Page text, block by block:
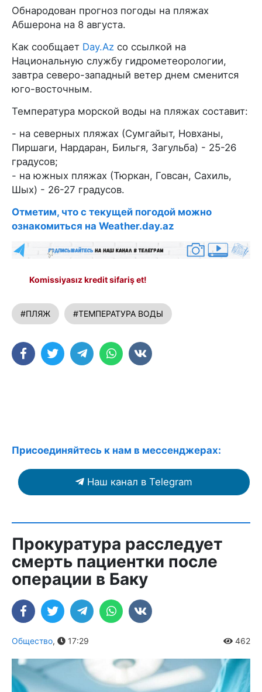
Обнародован прогноз погоды на пляжах
Абшерона на 8 августа.
Как сообщает Day.Az со ссылкой на
Национальную службу гидрометеорологии,
завтра северо-западный ветер днем сменится
юго-восточным.
Температура морской воды на пляжах составит:
- на северных пляжах (Сумгайыт, Новханы,
Пиршаги, Нардаран, Бильгя, Загульба) - 25-26
градусов;
- на южных пляжах (Тюркан, Говсан, Сахиль,
Шых) - 26-27 градусов.
Отметим, что с текущей погодой можно
ознакомиться на Weather.day.az
Komissiyasız kredit sifariş et!
#ПЛЯЖ #ТЕМПЕРАТУРА ВОДЫ
Присоединяйтесь к нам в мессенджерах:
Наш канал в Telegram
Прокуратура расследует
смерть пациентки после
операции в Баку
Общество, 17:29 462